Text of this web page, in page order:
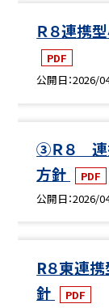
Ｒ８連携
PDF
公開日 2026/
③Ｒ８ 連
方針
PDF
公開日 2026/
R８東連
針
PDF